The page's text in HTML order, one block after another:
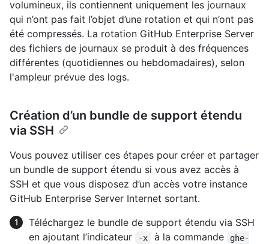
volumineux, ils contiennent uniquement les journaux
qui n’ont pas fait l’objet d’une rotation et qui n’ont pas
été compressés. La rotation GitHub Enterprise Server
des fichiers de journaux se produit à des fréquences
différentes (quotidiennes ou hebdomadaires), selon
l'ampleur prévue des logs.
Création d’un bundle de support étendu
via SSH
Vous pouvez utiliser ces étapes pour créer et partager
un bundle de support étendu si vous avez accès à
SSH et que vous disposez d’un accès votre instance
GitHub Enterprise Server Internet sortant.
Téléchargez le bundle de support étendu via SSH
en ajoutant l’indicateur
-x à la commande
ghe-